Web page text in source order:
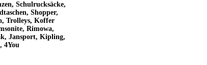
Schulrucksäcke,
Shopper,
Trolleys, Koffer
Rimowa,
Jansport, Kipling,
4You